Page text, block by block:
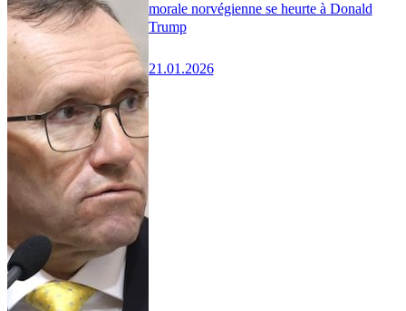
morale norvégienne se heurte à Donald
Trump
21.01.2026